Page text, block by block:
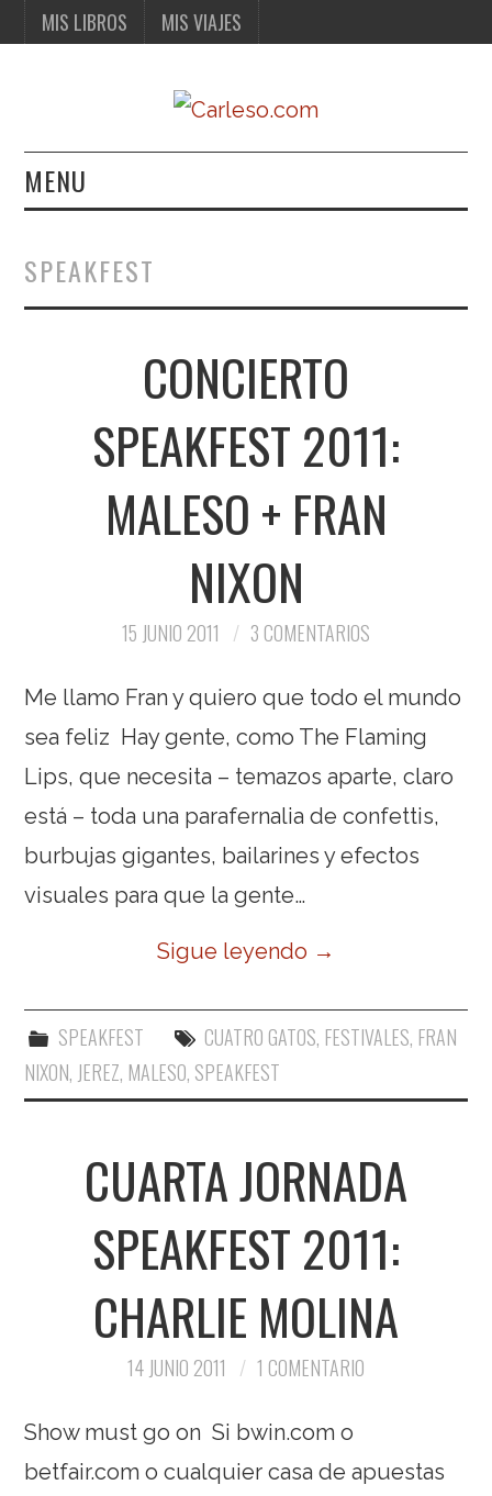
MIS LIBROS MIS VIAJES
MENU
MIS VIAJES
SPEAKFEST
CONCIERTO
SPEAKFEST 2011:
MALESO + FRAN
NIXON
15 JUNIO 2011 3 COMENTARIOS
Me llamo Fran y quiero que todo el mundo
sea feliz Hay gente, como The Flaming
Lips, que necesita – temazos aparte, claro
está – toda una parafernalia de confettis,
burbujas gigantes, bailarines y efectos
visuales para que la gente…
Sigue leyendo →
SPEAKFEST CUATRO GATOS, FESTIVALES, FRAN
NIXON, JEREZ, MALESO, SPEAKFEST
CUARTA JORNADA
SPEAKFEST 2011:
CHARLIE MOLINA
14 JUNIO 2011 1 COMENTARIO
Show must go on Si bwin.com o
betfair.com o cualquier casa de apuestas